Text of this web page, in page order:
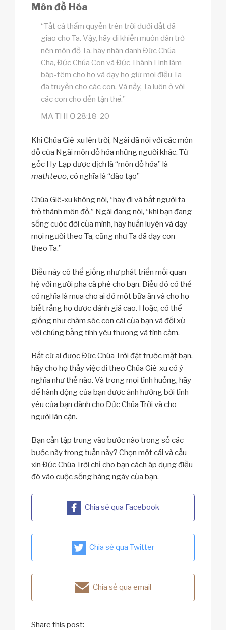
Môn đồ Hóa
“Tất cả thẩm quyền trên trời dưới đất đã
giao cho Ta. Vậy, hãy đi khiến muôn dân trở
nên môn đồ Ta, hãy nhân danh Đức Chúa
Cha, Đức Chúa Con và Đức Thánh Linh làm
báp-têm cho họ và dạy họ giữ mọi điều Ta
đã truyền cho các con. Và nầy, Ta luôn ở với
các con cho đến tận thế.”
MA THI Ơ 28:18-20
Khi Chúa Giê-xu lên trời, Ngài đã nói với các môn
đồ của Ngài môn đồ hóa những người khác. Từ
gốc Hy Lạp được dịch là “môn đồ hóa” là
mathteuo, có nghĩa là “đào tạo”
Chúa Giê-xu không nói, “hãy đi và bắt người ta
trở thành môn đồ.” Ngài đang nói, “khi bạn đang
sống cuộc đời của mình, hãy huấn luyện và dạy
mọi người theo Ta, cũng như Ta đã dạy con
theo Ta.”
Điều này có thể giống như phát triển mối quan
hệ với người pha cà phê cho bạn. Điều đó có thể
có nghĩa là mua cho ai đó một bữa ăn và cho họ
biết rằng họ được đánh giá cao. Hoặc, có thể
giống như chăm sóc con cái của bạn và đối xử
với chúng bằng tình yêu thương và tình cảm.
Bất cứ ai được Đức Chúa Trời đặt trước mặt bạn,
hãy cho họ thấy việc đi theo Chúa Giê-xu có ý
nghĩa như thế nào. Và trong mọi tình huống, hãy
để hành động của bạn được ảnh hưởng bởi tình
yêu của bạn dành cho Đức Chúa Trời và cho
người lân cận.
Bạn cần tập trung vào bước nào trong số các
bước này trong tuần này? Chọn một cái và cầu
xin Đức Chúa Trời chỉ cho bạn cách áp dụng điều
đó vào cuộc sống hàng ngày của bạn.
Chia sẻ qua Facebook
Chia sẻ qua Twitter
Chia sẻ qua email
Share this post: